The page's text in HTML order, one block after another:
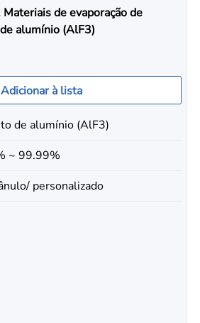
de evaporação de
alumínio (AlF3)
Adicionar à lista
de alumínio (AlF3)
~ 99.99%
personalizado